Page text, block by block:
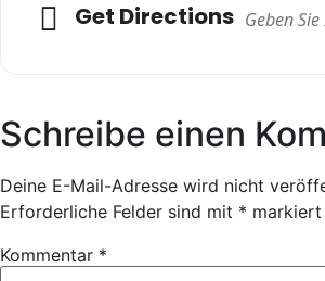
Get Directions
Schreibe einen
Deine E-Mail-Adresse wird nicht
Erforderliche Felder sind mit * markiert
Kommentar *